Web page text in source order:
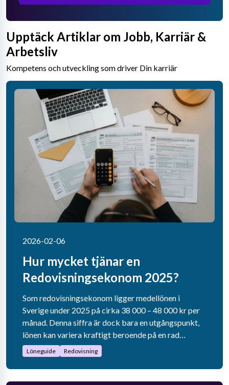
Upptäck Artiklar om Jobb, Karriär &
Arbetsliv
Kompetens och utveckling som driver Din karriär
2026-02-06
Hur mycket tjänar en
Redovisningsekonom 2025?
Som redovisningsekonom ligger medellönen i
Sverige under 2025 på cirka 38 000 – 48 000 kr per
månad. Denna siffra är dock bara en utgångspunkt,
lönen kan variera kraftigt beroende på en rad
faktorer som erfarenhet, geografisk placering,
sektor och specialistkompetens.
Löneguide Redovisning